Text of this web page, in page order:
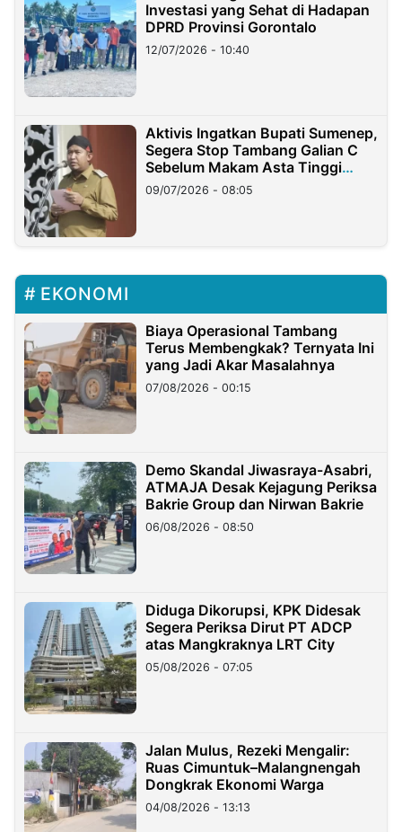
Investasi yang Sehat di Hadapan
DPRD Provinsi Gorontalo
12/07/2026 - 10:40
Aktivis Ingatkan Bupati Sumenep,
Segera Stop Tambang Galian C
Sebelum Makam Asta Tinggi
Longsor
09/07/2026 - 08:05
EKONOMI
Biaya Operasional Tambang
Terus Membengkak? Ternyata Ini
yang Jadi Akar Masalahnya
07/08/2026 - 00:15
Demo Skandal Jiwasraya-Asabri,
ATMAJA Desak Kejagung Periksa
Bakrie Group dan Nirwan Bakrie
06/08/2026 - 08:50
Diduga Dikorupsi, KPK Didesak
Segera Periksa Dirut PT ADCP
atas Mangkraknya LRT City
05/08/2026 - 07:05
Jalan Mulus, Rezeki Mengalir:
Ruas Cimuntuk–Malangnengah
Dongkrak Ekonomi Warga
04/08/2026 - 13:13